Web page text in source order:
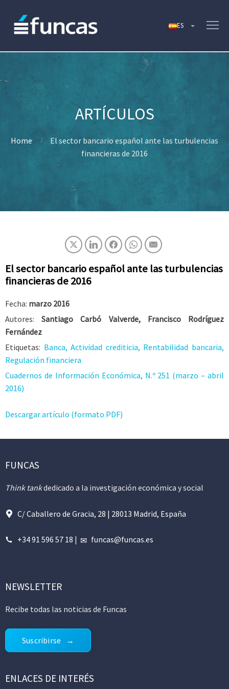
Home
El sector bancario español ante las turbulencias
financieras de 2016
El sector bancario español ante las turbulencias
financieras de 2016
Fecha: marzo 2016
Autores:Santiago Carbó Valverde, Francisco Rodríguez
Fernández
Etiquetas: Banca, Actividad crediticia, Rentabilidad bancaria,
Regulación financiera
Cuadernos de Información Económica, N.º 251 (marzo – abril
2016)
Descargar artículo (formato PDF)
FUNCAS
Think tankdedicado a la investigación económica y social
C/ Caballero de Gracia, 28 | 28013 Madrid, España
+34 91 596 57 18 | funcas@funcas.es
NEWSLETTER
Recibe todas las noticias de Funcas
Suscribirse
ENLACES DE INTERÉS